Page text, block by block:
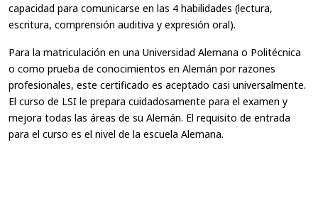
capacidad para comunicarse en las 4 habilidades (lectura,
escritura, comprensión auditiva y expresión oral).
Para la matriculación en una Universidad Alemana o Politécnica
o como prueba de conocimientos en Alemán por razones
profesionales, este certificado es aceptado casi universalmente.
El curso de LSI le prepara cuidadosamente para el examen y
mejora todas las áreas de su Alemán. El requisito de entrada
para el curso es el nivel de la escuela Alemana.